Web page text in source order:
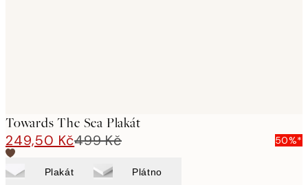
Towards The Sea Plakát
249,50 Kč499 Kč 50%*
Plakát Plátno